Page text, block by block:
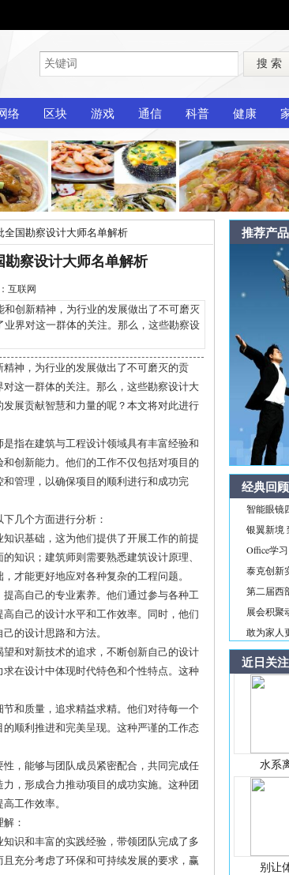
搜 索
络 区块 游戏 通信 科普 健康
国勘察设计大师名单解析
察设计大师名单解析
互联网
创新精神，为行业的发展做出了不可磨灭
界对这一群体的关注。那么，这些勘察设
神，为行业的发展做出了不可磨灭的贡
这一群体的关注。那么，这些勘察设计大
展贡献智慧和力量的呢？本文将对此进行
指在建筑与工程设计领域具有丰富经验和
创新能力。他们的工作不仅包括对项目的
管理，以确保项目的顺利进行和成功完
几个方面进行分析：
识基础，这为他们提供了开展工作的前提
知识；建筑师则需要熟悉建筑设计原理、
才能更好地应对各种复杂的工程问题。
高自己的专业素养。他们通过参与各种工
自己的设计水平和工作效率。同时，他们
的设计思路和方法。
和对新技术的追求，不断创新自己的设计
在设计中体现时代特色和个性特点。这种
和质量，追求精益求精。他们对待每一个
顺利推进和完美呈现。这种严谨的工作态
，能够与团队成员紧密配合，共同完成任
，形成合力推动项目的成功实施。这种团
工作效率。
：
识和丰富的实践经验，带领团队完成了多
充分考虑了环保和可持续发展的要求，赢
推荐产品
经典回顾
智能眼镜
银翼新境
Office学
泰克创新
第二届西
展会积聚
敢为家人
近日关注
水系
别让